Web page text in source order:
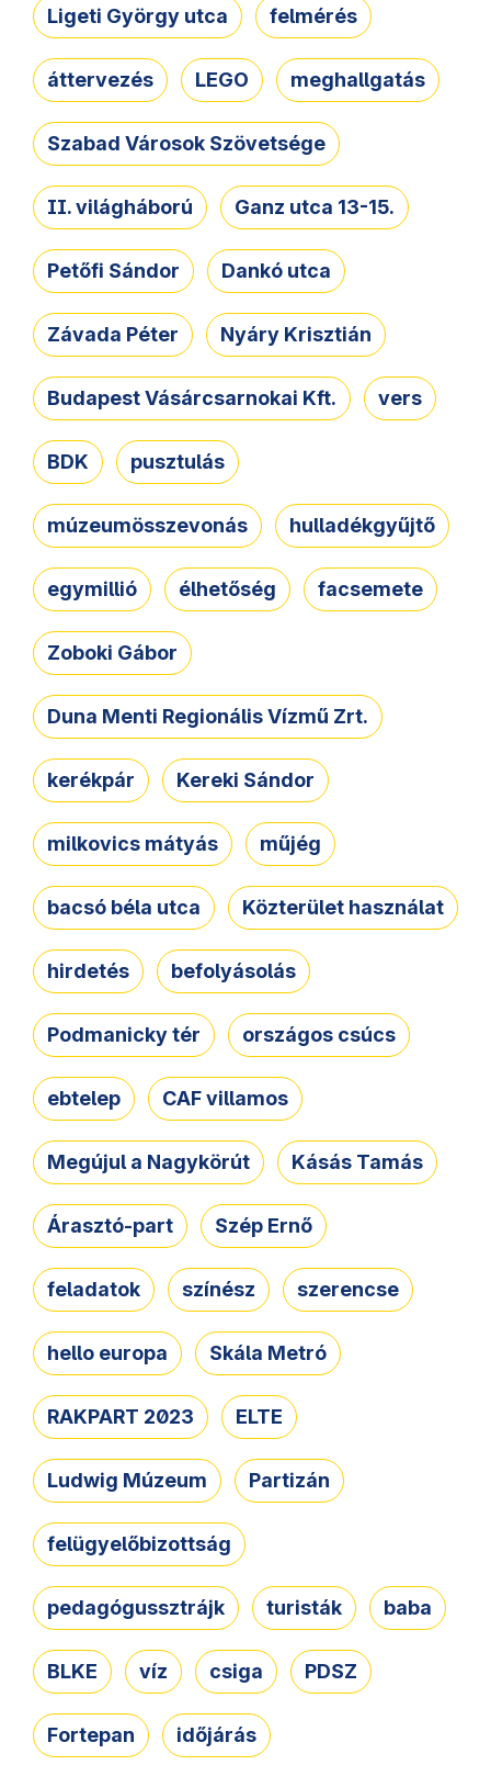
Ligeti György utca felmérés
áttervezés LEGO meghallgatás
Szabad Városok Szövetsége
II. világháború Ganz utca 13-15.
Petőfi Sándor Dankó utca
Závada Péter Nyáry Krisztián
Budapest Vásárcsarnokai Kft. vers
BDK pusztulás
múzeumösszevonás hulladékgyűjtő
egymillió élhetőség facsemete
Zoboki Gábor
Duna Menti Regionális Vízmű Zrt.
kerékpár Kereki Sándor
milkovics mátyás műjég
bacsó béla utca Közterület használat
hirdetés befolyásolás
Podmanicky tér országos csúcs
ebtelep CAF villamos
Megújul a Nagykörút Kásás Tamás
Árasztó-part Szép Ernő
feladatok színész szerencse
hello europa Skála Metró
RAKPART 2023 ELTE
Ludwig Múzeum Partizán
felügyelőbizottság
pedagógussztrájk turisták baba
BLKE víz csiga PDSZ
Fortepan időjárás